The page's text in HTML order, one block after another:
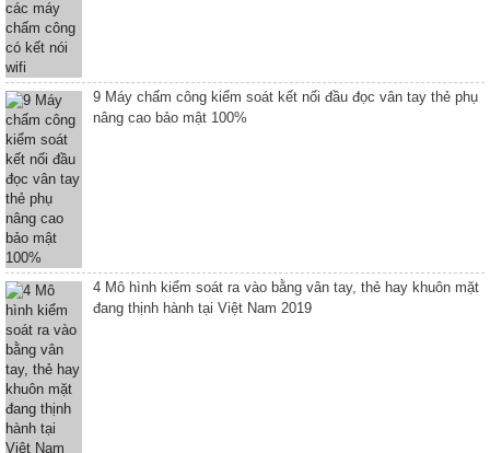
9 Máy chấm công kiểm soát kết nối đầu đọc vân tay thẻ phụ
nâng cao bảo mật 100%
4 Mô hình kiểm soát ra vào bằng vân tay, thẻ hay khuôn mặt
đang thịnh hành tại Việt Nam 2019